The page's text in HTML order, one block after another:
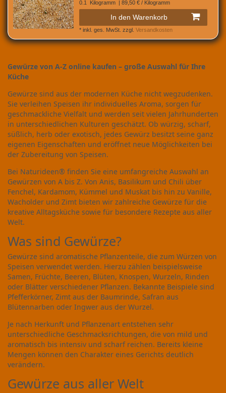
0.1 Kilogramm | 89,50 € / Kilogramm
In den Warenkorb
* inkl. ges. MwSt. zzgl. Versandkosten
Gewürze von A-Z online kaufen – große Auswahl für Ihre
Küche
Gewürze sind aus der modernen Küche nicht wegzudenken.
Sie verleihen Speisen ihr individuelles Aroma, sorgen für
geschmackliche Vielfalt und werden seit vielen Jahrhunderten
in unterschiedlichen Kulturen geschätzt. Ob würzig, scharf,
süßlich, herb oder exotisch, jedes Gewürz besitzt seine ganz
eigenen Eigenschaften und eröffnet neue Möglichkeiten bei
der Zubereitung von Speisen.
Bei Naturideen® finden Sie eine umfangreiche Auswahl an
Gewürzen von A bis Z. Von Anis, Basilikum und Chili über
Fenchel, Kardamom, Kümmel und Muskat bis hin zu Vanille,
Wacholder und Zimt bieten wir zahlreiche Gewürze für die
kreative Alltagsküche sowie für besondere Rezepte aus aller
Welt.
Was sind Gewürze?
Gewürze sind aromatische Pflanzenteile, die zum Würzen von
Speisen verwendet werden. Hierzu zählen beispielsweise
Samen, Früchte, Beeren, Blüten, Knospen, Wurzeln, Rinden
oder Blätter verschiedener Pflanzen. Bekannte Beispiele sind
Pfefferkörner, Zimt aus der Baumrinde, Safran aus
Blütennarben oder Ingwer aus der Wurzel.
Je nach Herkunft und Pflanzenart entstehen sehr
unterschiedliche Geschmacksrichtungen, die von mild und
aromatisch bis intensiv und scharf reichen. Bereits kleine
Mengen können den Charakter eines Gerichts deutlich
verändern.
Gewürze aus aller Welt